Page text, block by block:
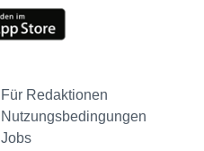
Für Redaktionen
Nutzungsbedingungen
Jobs